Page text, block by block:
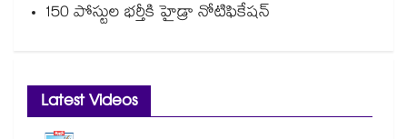
150 పోస్టుల భర్తీకి హైడ్రా నోటిఫికేషన్
Latest Videos